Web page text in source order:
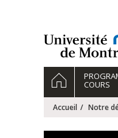
Navigation
principale
ACCUEIL
COURS
Accueil Notre